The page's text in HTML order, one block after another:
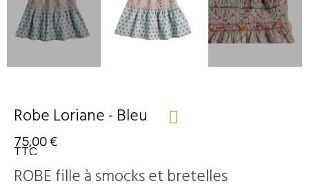
Robe Loriane - Bleu
75,00 €
TTC
ROBE fille à smocks et bretelles